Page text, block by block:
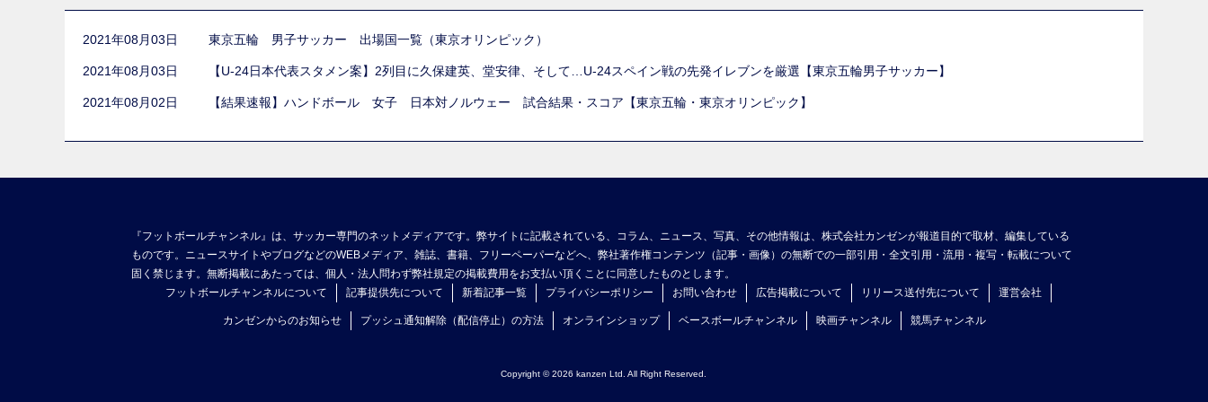
2021年08月03日 東京五輪 男子サッカー 出場国一覧（東京オリンピック）
2021年08月03日 【U-24日本代表スタメン案】2列目に久保建英、堂安律、そして…U-24スペイン戦の先発イレブンを厳選【東京五輪男子サッカー】
2021年08月02日 【結果速報】ハンドボール 女子 日本対ノルウェー 試合結果・スコア【東京五輪・東京オリンピック】
『フットボールチャンネル』は、サッカー専門のネットメディアです。弊サイトに記載されている、コラム、ニュース、写真、その他情報は、株式会社カンゼンが報道目的で取材、編集している
ものです。ニュースサイトやブログなどのWEBメディア、雑誌、書籍、フリーペーパーなどへ、弊社著作権コンテンツ（記事・画像）の無断での一部引用・全文引用・流用・複写・転載について
固く禁じます。無断掲載にあたっては、個人・法人問わず弊社規定の掲載費用をお支払い頂くことに同意したものとします。
フットボールチャンネルについて
記事提供先について 新着記事一覧 プライバシーポリシー お問い合わせ 広告掲載について リリース送付先について 運営会社
カンゼンからのお知らせ プッシュ通知解除（配信停止）の方法 オンラインショップ ベースボールチャンネル 映画チャンネル 競馬チャンネル
Copyright © 2026 kanzen Ltd. All Right Reserved.